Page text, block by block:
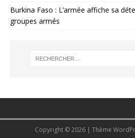
Burkina Faso : L’armée affiche sa
groupes armés
Copyright © 2026 | Thème